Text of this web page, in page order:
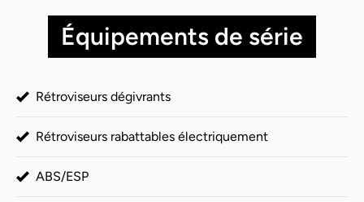
Équipements de série
Rétroviseurs dégivrants
Rétroviseurs rabattables électriquement
ABS/ESP